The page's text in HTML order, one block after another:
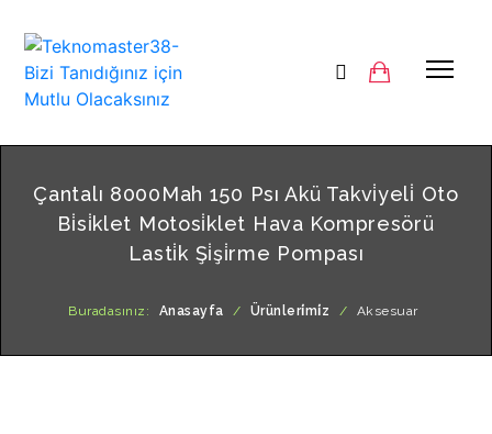
Çantalı 8000Mah 150 Psı Akü Takvi̇yeli̇ Oto
Bi̇si̇klet Motosi̇klet Hava Kompresörü
Lasti̇k Şi̇şi̇rme Pompası
Buradasınız: Anasayfa / Ürünleri̇mi̇z / Aksesuar